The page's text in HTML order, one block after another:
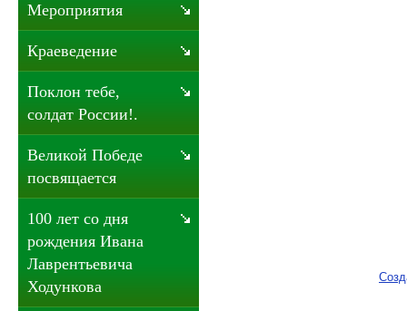
Мероприятия
Краеведение
Поклон тебе,
солдат России!.
Великой Победе
посвящается
100 лет со дня
рождения Ивана
Лаврентьевича
Ходункова